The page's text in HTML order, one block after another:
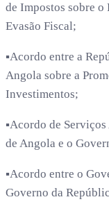
de Impostos sobre o
Evasão Fiscal;
▪️Acordo entre a
Angola sobre a
Investimentos;
▪️Acordo de
de Angola e o
▪️Acordo entre o
Governo da